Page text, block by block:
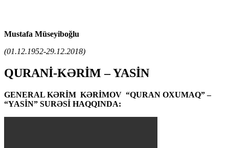
Mustafa Müseyiboğlu
(01.12.1952-29.12.2018)
QURANİ-KƏRİM – YASİN
GENERAL KƏRİM KƏRİMOV “QURAN OXUMAQ” –
“YASİN” SURƏSİ HAQQINDA: